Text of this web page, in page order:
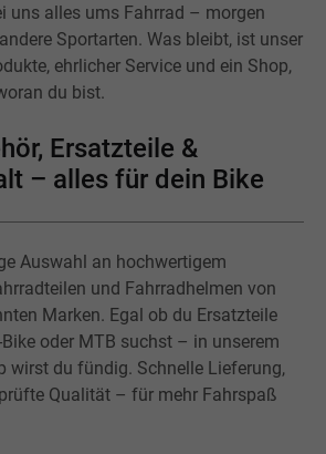
uns alles ums Fahrrad – morgen
Sportarten. Was bleibt, ist unser
ehrlicher Service und ein Shop,
du bist.
Ersatzteile &
– alles für dein Bike
Auswahl an hochwertigem
und Fahrradhelmen von
Marken. Egal ob du Ersatzteile
oder MTB suchst – in unserem
wirst du fündig. Schnelle Lieferung,
Qualität – für mehr Fahrspaß